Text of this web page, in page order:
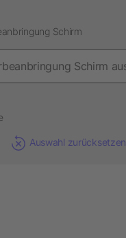
Schirm
Auswahl zurücksetzen